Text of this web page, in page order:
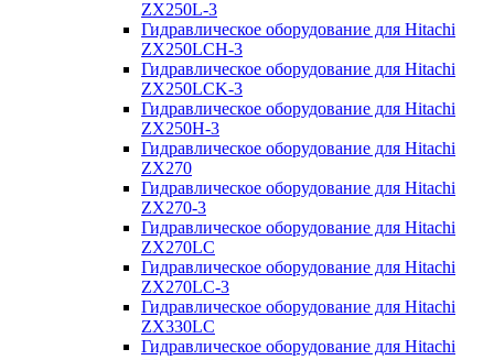
ZX250L-3
Гидравлическое оборудование для Hitachi
ZX250LCH-3
Гидравлическое оборудование для Hitachi
ZX250LCK-3
Гидравлическое оборудование для Hitachi
ZX250Н-3
Гидравлическое оборудование для Hitachi
ZX270
Гидравлическое оборудование для Hitachi
ZX270-3
Гидравлическое оборудование для Hitachi
ZX270LC
Гидравлическое оборудование для Hitachi
ZX270LC-3
Гидравлическое оборудование для Hitachi
ZX330LC
Гидравлическое оборудование для Hitachi